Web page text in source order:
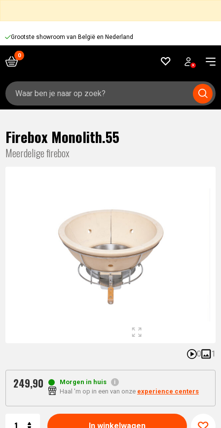
Grootste showroom van België en Nederland
Zoeken
naar:
Firebox Monolith.55
Meerdelige firebox
0 1
249,90
Morgen in huis
Haal 'm op in een van onze experience centers
In winkelwagen